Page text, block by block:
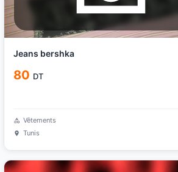
Jeans bershka
80 DT
Vêtements
Tunis